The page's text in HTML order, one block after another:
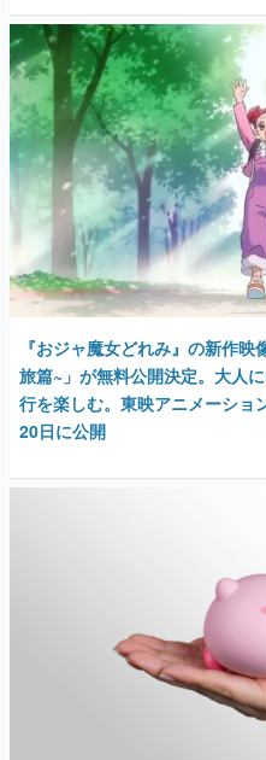
特集記事
マンガ
女性向け
アプリレビュー
その他
電ファミニコゲーマーとは？
運営：株式会社マレ
『おジャ魔女どれみ』の新作
旅篇~」が無料公開決定。大人
行を楽しむ。東映アニメーシ
20日に公開